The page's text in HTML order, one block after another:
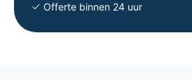
Offerte binnen 24 uur